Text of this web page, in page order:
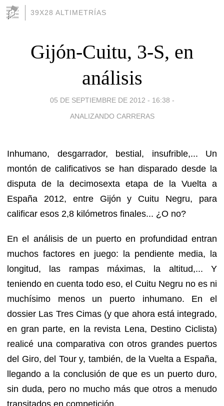
39X28 ALTIMETRÍAS
Gijón-Cuitu, 3-S, en
análisis
05 DE SEPTIEMBRE DE 2012 - 16:38 -
ANALIZANDO CARRERAS
Inhumano, desgarrador, bestial, insufrible,... Un
montón de calificativos se han disparado desde la
disputa de la decimosexta etapa de la Vuelta a
España 2012, entre Gijón y Cuitu Negru, para
calificar esos 2,8 kilómetros finales... ¿O no?
En el análisis de un puerto en profundidad entran
muchos factores en juego: la pendiente media, la
longitud, las rampas máximas, la altitud,... Y
teniendo en cuenta todo eso, el Cuitu Negru no es ni
muchísimo menos un puerto inhumano. En el
dossier Las Tres Cimas (y que ahora está integrado,
en gran parte, en la revista Lena, Destino Ciclista)
realicé una comparativa con otros grandes puertos
del Giro, del Tour y, también, de la Vuelta a España,
llegando a la conclusión de que es un puerto duro,
sin duda, pero no mucho más que otros a menudo
transitados en competición.